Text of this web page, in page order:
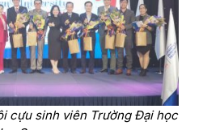
cựu sinh viên Trường Đại học